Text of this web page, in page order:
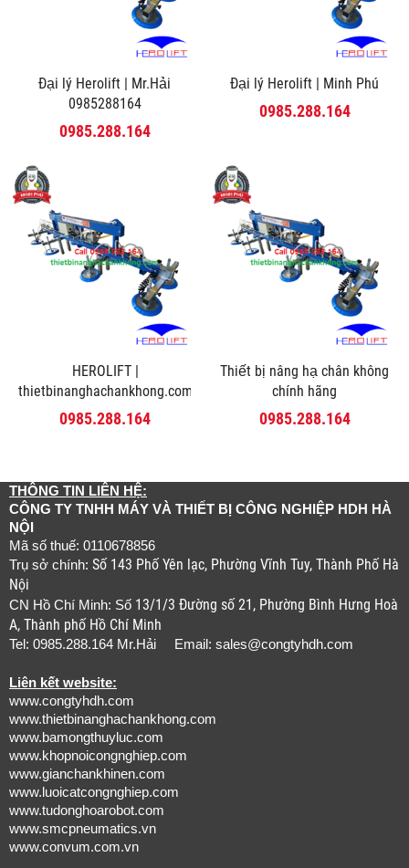
Đại lý Herolift | Mr.Hải
0985288164
0985.288.164
Đại lý Herolift | Minh Phú
0985.288.164
HEROLIFT |
thietbinanghachankhong.com
0985.288.164
Thiết bị nâng hạ chân không
chính hãng
0985.288.164
THÔNG TIN LIÊN HỆ:
CÔNG TY TNHH MÁY VÀ THIẾT BỊ CÔNG NGHIỆP HDH HÀ
NỘI
Mã số thuế: 0110678856
Trụ sở chính: Số 143 Phố Yên lạc, Phường Vĩnh Tuy, Thành Phố Hà
Nội
CN Hồ Chí Minh: Số 13/1/3 Đường số 21, Phường Bình Hưng Hoà
A, Thành phố Hồ Chí Minh
Tel: 0985.288.164 Mr.Hải Email: sales@congtyhdh.com
Liên kết website:
www.congtyhdh.com
www.thietbinanghachankhong.com
www.bamongthuyluc.com
www.khopnoicongnghiep.com
www.gianchankhinen.com
www.luoicatcongnghiep.com
www.tudonghoarobot.com
www.smcpneumatics.vn
www.convum.com.vn